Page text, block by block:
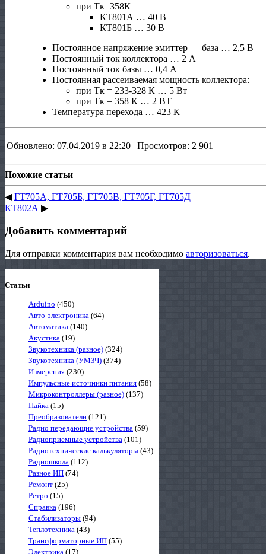
при Тк=358К
КТ801А … 40 В
КТ801Б … 30 В
Постоянное напряжение эмиттер — база … 2,5 В
Постоянный ток коллектора … 2 А
Постоянный ток базы … 0,4 А
Постоянная рассеиваемая мощность коллектора:
при Тк = 233-328 К … 5 Вт
при Тк = 358 К … 2 ВТ
Температура перехода … 423 К
Обновлено: 07.04.2019 в 22:20 | Просмотров: 2 901
Похожие статьи
◀ГТ705А, ГТ705Б, ГТ705В, ГТ705Г, ГТ705Д
КТ802А ▶
Добавить комментарий
Для отправки комментария вам необходимо авторизоваться.
Статьи
Arduino (450)
Авто-электроника (64)
Автоматика (140)
Акустика (19)
Звукотехника (разное) (324)
Звукотехника (УМЗЧ) (374)
Измерения (230)
Импульсные источники питания (58)
Микроконтроллеры (разное) (137)
Пайка (15)
Преобразователи (121)
Радио передающие устройства (59)
Радиоприемные устройства (101)
Радиотехнические калькуляторы (43)
Радиошкола (112)
Разное ИП (74)
Ремонт (25)
Ретро (15)
Справка (196)
Стабилизаторы (94)
Теплотехника (43)
Трансформаторные ИП (55)
Электрика (17)